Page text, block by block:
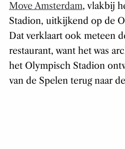
Move Amsterdam, vlakbij
Stadion, uitkijkend op de
Dat verklaart ook meteen
restaurant, want het was
het Olympisch Stadion
van de Spelen terug naar